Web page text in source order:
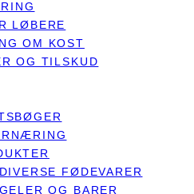
LØBERE
OM KOST
OG TILSKUD
FØDEVARER
OG BARER